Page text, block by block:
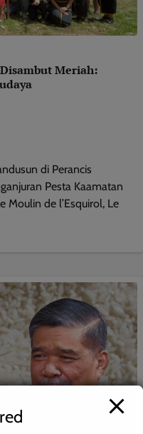
Meriah:
di Perancis
Pesta Kaamatan
Moulin de l’Esquirol, Le